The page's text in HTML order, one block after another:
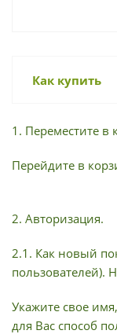
Как купить
1. Переместите
Перейдите в
2. Авторизация.
2.1. Как новый
пользователей).
Укажите свое
для Вас способ